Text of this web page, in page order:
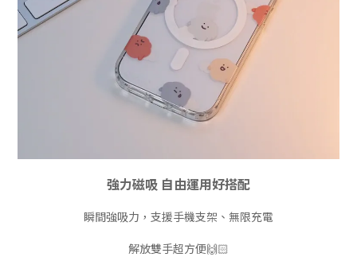
強力磁吸 自由運用好搭配
瞬間強吸力，支援手機支架、無限充電
解放雙手超方便🙌🏻